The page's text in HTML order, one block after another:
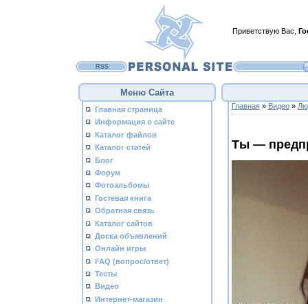
Приветствую Вас
RSS
Меню Сайта
Главная страница
Информация о сайте
Каталог файлов
Каталог статей
Блог
Форум
Фотоальбомы
Гостевая книга
Обратная связь
Каталог сайтов
Доска объявлений
Онлайн игры
FAQ (вопрос/ответ)
Тесты
Видео
Интернет-магазин
Главная» Видео»
Ты —